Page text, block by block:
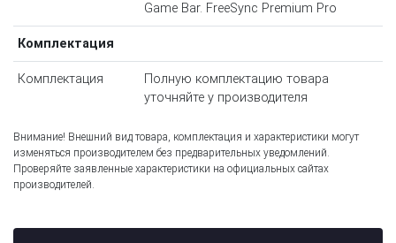
Game Bar. FreeSync Premium Pro
Комплектация
Комплектация
Полную комплектацию товара
уточняйте у производителя
Внимание! Внешний вид товара, комплектация и характеристики могут
изменяться производителем без предварительных уведомлений.
Проверяйте заявленные характеристики на официальных сайтах
производителей.